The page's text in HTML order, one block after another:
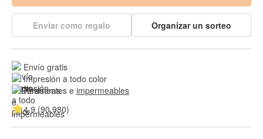
Enviar como regalo Organizar un sorteo
Envío gratis
Impresión a todo color
Resistentes e impermeables
4.9 (90,980)